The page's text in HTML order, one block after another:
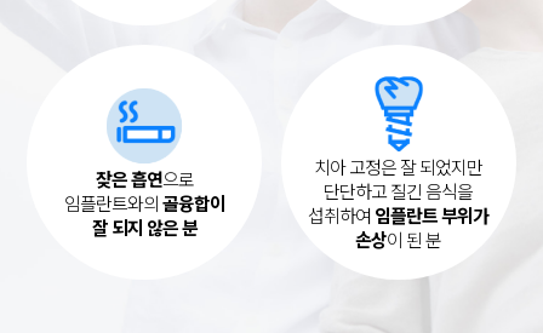
잦은 흡연으로
임플란트와의골융합이
잘 되지 않은 분
치아 고정은 잘 되었지만
단단하고 질긴 음식을
섭취하여임플란트 부위가
손상이 된 분